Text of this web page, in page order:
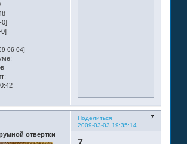
0]
06-04]
Поделиться
7
2009-03-03 19:35:14
отвертки